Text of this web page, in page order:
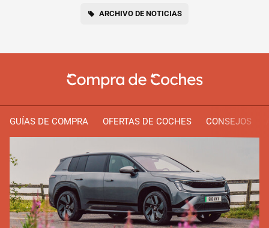
ARCHIVO DE NOTICIAS
GUÍAS DE COMPRA OFERTAS DE COCHES CONSEJOS